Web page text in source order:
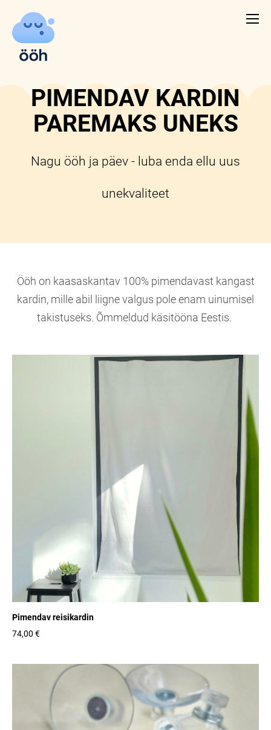
PIMENDAV KARDIN
PAREMAKS UNEKS
Nagu ööh ja päev - luba enda ellu uus
unekvaliteet
Ööh on kaasaskantav 100% pimendavast kangast
kardin, mille abil liigne valgus pole enam uinumisel
takistuseks. Õmmeldud käsitööna Eestis.
Pimendav reisikardin
74,00 €